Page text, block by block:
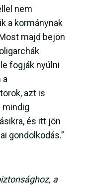
nem
a kormánynak
majd bejön
fogják nyúlni
a
azt is
mindig
és itt jön
gondolkodás.”
a